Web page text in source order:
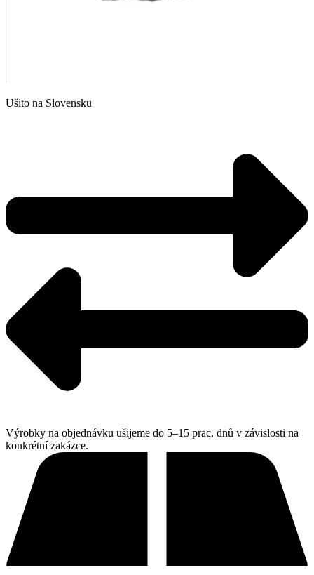
Ušito na Slovensku
Výrobky na objednávku ušijeme do 5–15 prac. dnů v závislosti na
konkrétní zakázce.